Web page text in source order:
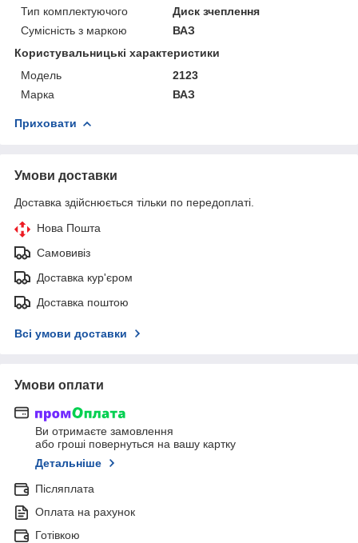
Тип комплектуючого
Диск зчеплення
Сумісність з маркою
ВАЗ
Користувальницькі характеристики
Мoдель
2123
Марка
ВАЗ
Приховати
Умови доставки
Доставка здійснюється тільки по передоплаті.
Нова Пошта
Самовивіз
Доставка кур'єром
Доставка поштою
Всі умови доставки
Умови оплати
Ви отримаєте замовлення
або гроші повернуться на вашу картку
Детальніше
Післяплата
Оплата на рахунок
Готівкою